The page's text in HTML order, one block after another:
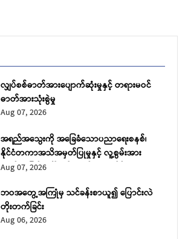
လျှပ်စစ်ဓာတ်အားပျောက်ဆုံးမှုနှင့် တရားမဝင်
ဓာတ်အားသုံးစွဲမှု
Aug 07, 2026
အရည်အသွေးကို အခြေခံသောပညာရေးစနစ်၊
နိုင်ငံတကာအသိအမှတ်ပြုမှုနှင့် လူ့စွမ်းအား
အရင်းအမြစ် ဖွံ့ဖြိုးတိုးတက်ရေး အပိုင်း (၂)
Aug 07, 2026
ဘဝအတွေ့အကြုံမှ သင်ခန်းစာယူ၍ ပြောင်းလဲ
တိုးတက်ခြင်း
Aug 06, 2026